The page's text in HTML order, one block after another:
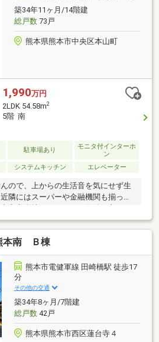
築34年11ヶ月/14階建
総戸数73戸
熊本県熊本市中央区本山町
1,990万円
2LDK 54.58m2
5階 南
駐車場あり
モニタ付インターホ
ン
システムキッチン エレベーター
んので、上からの生活音を気にせず生
隣にはスーパーや金融機関も揃って
です！
本南 Ｂ棟
熊本市電健軍線 田崎橋駅 徒歩17
分
その他の交通
築34年8ヶ月/7階建
総戸数42戸
熊本県熊本市西区蓮台寺４